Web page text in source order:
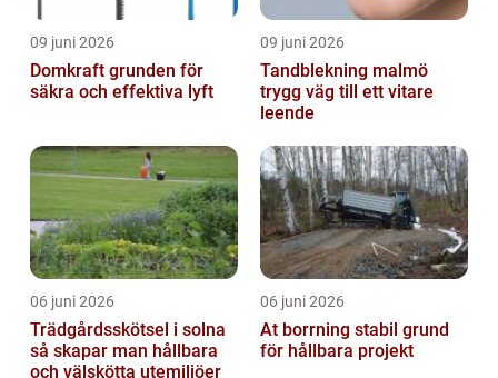
09 juni 2026
Domkraft grunden för
säkra och effektiva lyft
09 juni 2026
Tandblekning malmö
trygg väg till ett vitare
leende
06 juni 2026
Trädgårdsskötsel i solna
så skapar man hållbara
och välskötta utemiljöer
06 juni 2026
At borrning stabil grund
för hållbara projekt